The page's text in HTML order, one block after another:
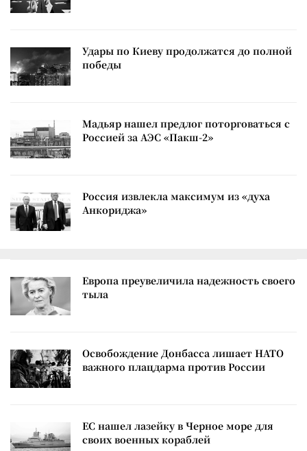
Удары по Киеву продолжатся до полной
победы
Мадьяр нашел предлог поторговаться с
Россией за АЭС «Пакш-2»
Россия извлекла максимум из «духа
Анкориджа»
Европа преувеличила надежность своего
тыла
Освобождение Донбасса лишает НАТО
важного плацдарма против России
ЕС нашел лазейку в Черное море для
своих военных кораблей